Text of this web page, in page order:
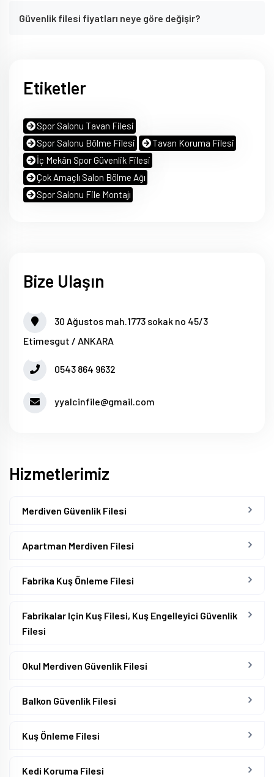
Güvenlik filesi fiyatları neye göre değişir?
Etiketler
Spor Salonu Tavan Filesi
Spor Salonu Bölme Filesi
Tavan Koruma Filesi
İç Mekân Spor Güvenlik Filesi
Çok Amaçlı Salon Bölme Ağı
Spor Salonu File Montajı
Bize Ulaşın
30 Ağustos mah.1773 sokak no 45/3
Etimesgut / ANKARA
0543 864 9632
yyalcinfile@gmail.com
Hizmetlerimiz
Merdiven Güvenlik Filesi
Apartman Merdiven Filesi
Fabrika Kuş Önleme Filesi
Fabrikalar Için Kuş Filesi, Kuş Engelleyici Güvenlik
Filesi
Okul Merdiven Güvenlik Filesi
Balkon Güvenlik Filesi
Kuş Önleme Filesi
Kedi Koruma Filesi